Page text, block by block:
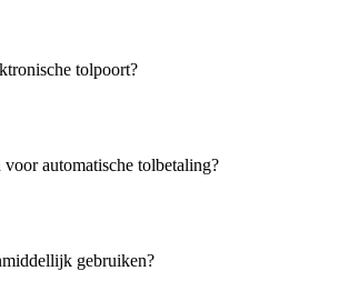
tolpoort?
automatische tolbetaling?
gebruiken?